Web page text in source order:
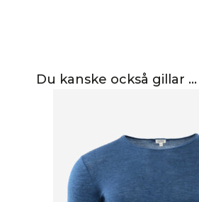
Du kanske också gillar …